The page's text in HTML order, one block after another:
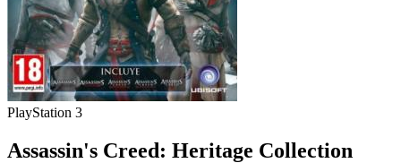
PlayStation 3
Assassin's Creed: Heritage Collection